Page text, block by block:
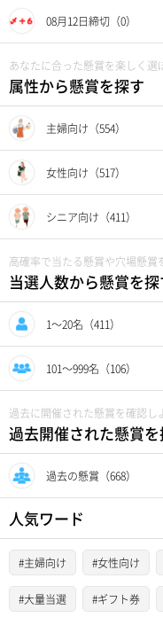
08月12日締切（0）
あなたに合った懸賞を楽しく選
属性から懸賞を探す
主婦向け（554）
女性向け（517）
シニア向け（411）
高確率で当たる懸賞や穴場懸賞
当選人数から懸賞を探
1〜20名（411）
101〜999名（106）
過去に開催された懸賞を確認し
過去開催された懸賞
過去の懸賞（668）
人気ワード
#主婦向け #女性向け
#大量当選 #ギフト券